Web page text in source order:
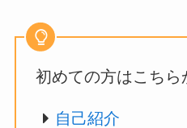
初めての方はこちら
自己紹介